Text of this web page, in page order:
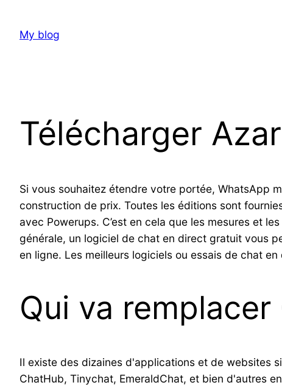
contentMy blog
Télécharger
Si vous souhaitez étendre votre portée, WhatsApp
construction de prix. Toutes les éditions sont
avec Powerups. C’est en cela que les mesures et
générale, un logiciel de chat en direct gratuit vous
en ligne. Les meilleurs logiciels ou essais de chat
Qui va remplacer
Il existe des dizaines d'applications et de websites
ChatHub, Tinychat, EmeraldChat, et bien d'autres